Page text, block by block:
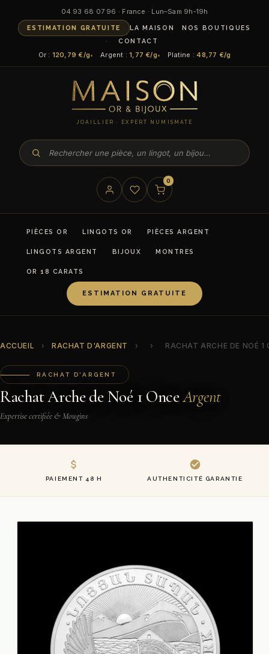
04 93 68 07 96 · France · Lun–Sam 9h-19h
ESTIMATION GRATUITE LA MAISON
NOS BOUTIQUES
CONTACT
Or : 120,79 €/g Argent :1,77 €/g Platine :48,77 €/g
JOAILLIER · EXPERT NUMISMATE
0
PIÈCES OR LINGOTS OR PIÈCES ARGENT
LINGOTS ARGENT BIJOUX MONTRES
OR 18 CARATS
ESTIMATION GRATUITE
ACCUEIL › RACHAT D'ARGENT › › RACHAT ARCHE DE NOÉ 1
RACHAT D'ARGENT
Rachat Arche de Noé 1 OnceArgent
Expertise certifiée & Mougins
PAIEMENT 48 H AUTHENTICITÉ GARANTIE